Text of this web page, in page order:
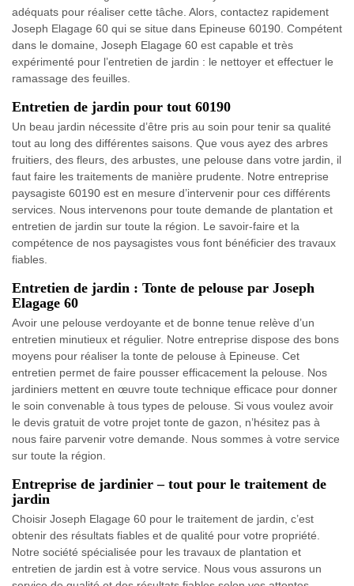
adéquats pour réaliser cette tâche. Alors, contactez rapidement
Joseph Elagage 60 qui se situe dans Epineuse 60190. Compétent
dans le domaine, Joseph Elagage 60 est capable et très
expérimenté pour l’entretien de jardin : le nettoyer et effectuer le
ramassage des feuilles.
Entretien de jardin pour tout 60190
Un beau jardin nécessite d’être pris au soin pour tenir sa qualité
tout au long des différentes saisons. Que vous ayez des arbres
fruitiers, des fleurs, des arbustes, une pelouse dans votre jardin, il
faut faire les traitements de manière prudente. Notre entreprise
paysagiste 60190 est en mesure d’intervenir pour ces différents
services. Nous intervenons pour toute demande de plantation et
entretien de jardin sur toute la région. Le savoir-faire et la
compétence de nos paysagistes vous font bénéficier des travaux
fiables.
Entretien de jardin : Tonte de pelouse par Joseph
Elagage 60
Avoir une pelouse verdoyante et de bonne tenue relève d’un
entretien minutieux et régulier. Notre entreprise dispose des bons
moyens pour réaliser la tonte de pelouse à Epineuse. Cet
entretien permet de faire pousser efficacement la pelouse. Nos
jardiniers mettent en œuvre toute technique efficace pour donner
le soin convenable à tous types de pelouse. Si vous voulez avoir
le devis gratuit de votre projet tonte de gazon, n’hésitez pas à
nous faire parvenir votre demande. Nous sommes à votre service
sur toute la région.
Entreprise de jardinier – tout pour le traitement de
jardin
Choisir Joseph Elagage 60 pour le traitement de jardin, c’est
obtenir des résultats fiables et de qualité pour votre propriété.
Notre société spécialisée pour les travaux de plantation et
entretien de jardin est à votre service. Nous vous assurons un